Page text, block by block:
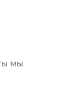
мы